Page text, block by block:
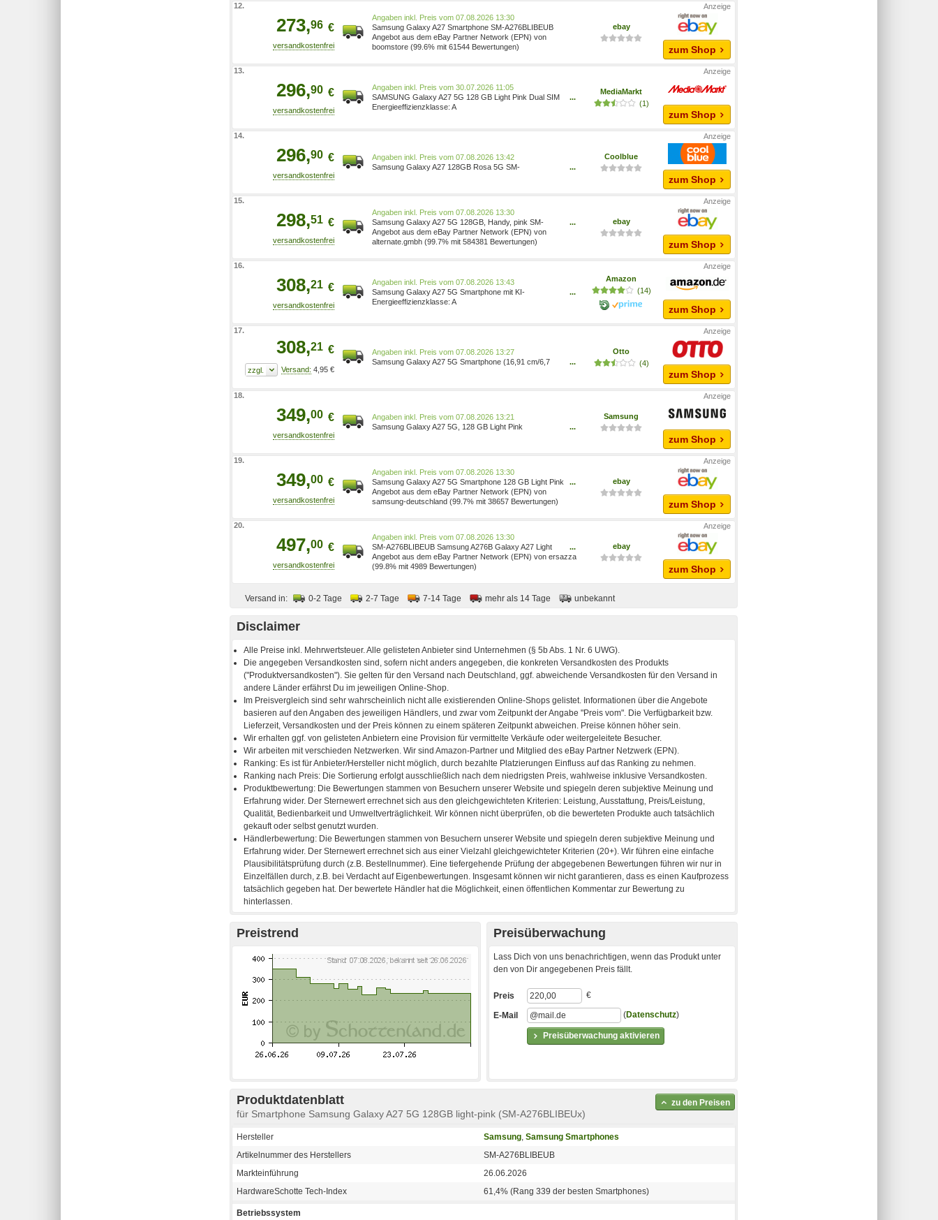
12.
273,96 €
Preis vom 07.08.2026 13:30
Samsung Galaxy A27 Smartphone SM-A276BLIBEUB
Angebot aus dem eBay Partner Network (EPN) von
boomstore (99.6% mit 61544 Bewertungen)
ebay
zum Shop
13.
296,90 €
Preis vom 30.07.2026 11:05
SAMSUNG Galaxy A27 5G 128 GB Light Pink Dual SIM
SM-A276BLIBEUB
...
A
MediaMarkt
(1)
zum Shop
14.
296,90 €
Preis vom 07.08.2026 13:42
Samsung Galaxy A27 128GB Rosa 5G SM-
...
Coolblue
zum Shop
15.
298,51 €
Preis vom 07.08.2026 13:30
Samsung Galaxy A27 5G 128GB, Handy, pink SM-
A276BLIBEUB
...
Angebot aus dem eBay Partner Network (EPN) von
alternate.gmbh (99.7% mit 584381 Bewertungen)
ebay
zum Shop
16.
308,21 €
Preis vom 07.08.2026 13:43
Samsung Galaxy A27 5G Smartphone mit KI-
Funktionen, Handy, Light Pink 128GB SM-A276BLIBEUB
...
A
Amazon
(14)
zum Shop
17.
308,21 €
4,95 €
Preis vom 07.08.2026 13:27
Samsung Galaxy A27 5G Smartphone (16,91 cm/6,7
...
Otto
(4)
zum Shop
18.
349,00 €
Preis vom 07.08.2026 13:21
Samsung Galaxy A27 5G, 128 GB Light Pink
...
Samsung
zum Shop
19.
349,00 €
Preis vom 07.08.2026 13:30
Samsung Galaxy A27 5G Smartphone 128 GB Light Pink
8806099353605
...
Angebot aus dem eBay Partner Network (EPN) von
samsung-deutschland (99.7% mit 38657 Bewertungen)
ebay
zum Shop
20.
497,00 €
Preis vom 07.08.2026 13:30
SM-A276BLIBEUB Samsung A276B Galaxy A27 Light
Pink Smartphone 128GB ~D~
...
Angebot aus dem eBay Partner Network (EPN) von ersazza
(99.8% mit 4989 Bewertungen)
ebay
zum Shop
Versand in: 0-2 Tage 2-7 Tage 7-14 Tage mehr als 14 Tage unbekannt
Disclaimer
Preistrend Preisüberwachung
Lass Dich von uns benachrichtigen, wenn das Produkt unter
den von Dir angegebenen Preis fällt.
Preisüberwachung aktivieren
Preis €
E-Mail (Datenschutz)
Produktdatenblatt
für Smartphone Samsung Galaxy A27 5G 128GB light-pink (SM-A276BLIBEUx)
zu den Preisen
Hersteller Samsung, Samsung Smartphones
Artikelnummer des Herstellers
SM-A276BLIBEUB
Markteinführung
26.06.2026
HardwareSchotte Tech-Index
61,4% (Rang 339 der besten Smartphones)
Betriebssystem